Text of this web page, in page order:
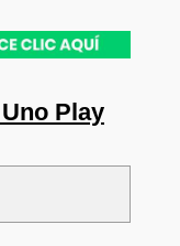
Play